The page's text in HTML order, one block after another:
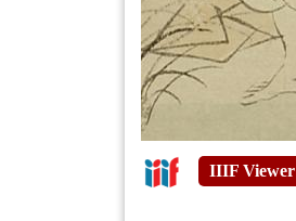
IIIF Viewer